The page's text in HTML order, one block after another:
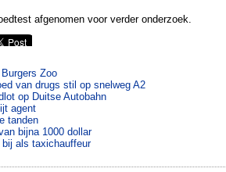
afgenomen voor verder onderzoek.
Zoo
van drugs stil op snelweg A2
op Duitse Autobahn
agent
tanden
bijna 1000 dollar
als taxichauffeur